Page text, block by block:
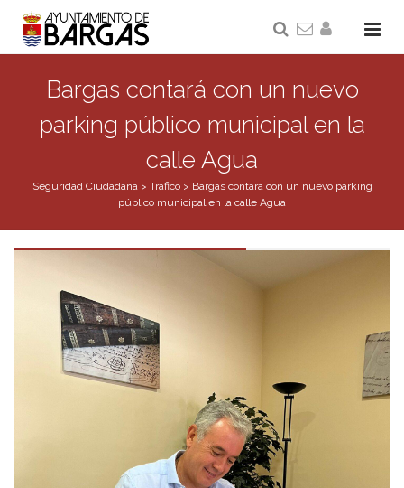
Bargas contará con un nuevo
parking público municipal en la
calle Agua
Seguridad Ciudadana> Tráfico> Bargas contará con un nuevo parking
público municipal en la calle Agua